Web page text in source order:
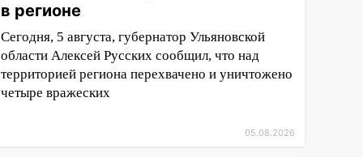
в регионе
Сегодня, 5 августа, губернатор Ульяновской
области Алексей Русских сообщил, что над
территорией региона перехвачено и уничтожено
четыре вражеских
05.08.2026